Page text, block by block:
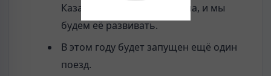
Казахстана очень актуальна, и мы
будем её развивать.
В этом году будет запущен ещё один
поезд.